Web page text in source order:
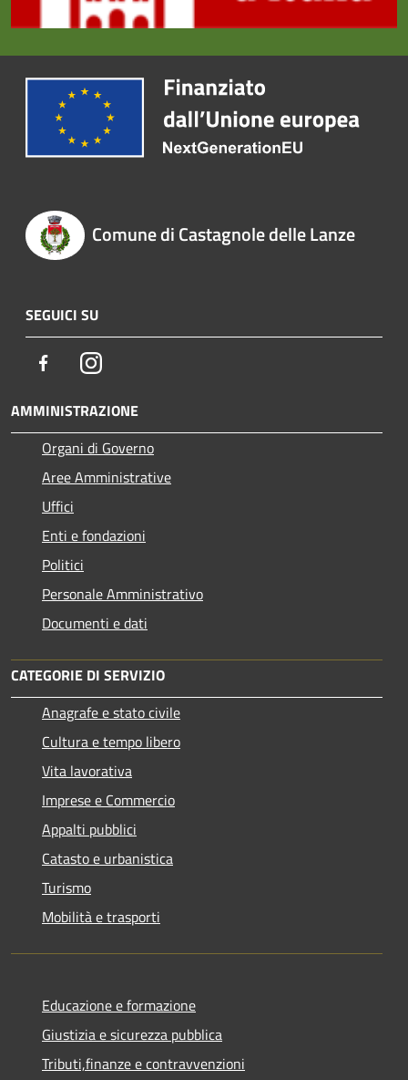
Comune di Castagnole delle Lanze
SEGUICI SU
FacebookInstagram
AMMINISTRAZIONE
Organi di Governo
Aree Amministrative
Uffici
Enti e fondazioni
Politici
Personale Amministrativo
Documenti e dati
CATEGORIE DI SERVIZIO
Anagrafe e stato civile
Cultura e tempo libero
Vita lavorativa
Imprese e Commercio
Appalti pubblici
Catasto e urbanistica
Turismo
Mobilità e trasporti
Educazione e formazione
Giustizia e sicurezza pubblica
Tributi,finanze e contravvenzioni